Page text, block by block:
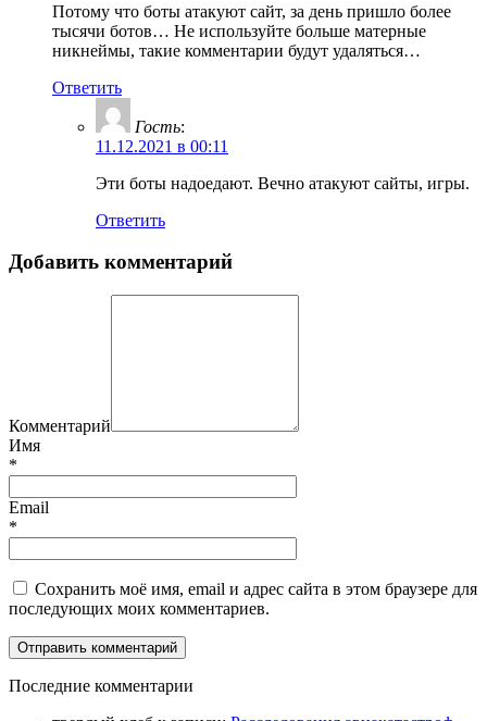
Потому что боты атакуют сайт, за день пришло более
тысячи ботов… Не используйте больше матерные
никнеймы, такие комментарии будут удаляться…
Ответить
Гость:
11.12.2021 в 00:11
Эти боты надоедают. Вечно атакуют сайты, игры.
Ответить
Добавить комментарий
Комментарий
Имя
*
Email
*
Сохранить моё имя, email и адрес сайта в этом браузере для
последующих моих комментариев.
Последние комментарии